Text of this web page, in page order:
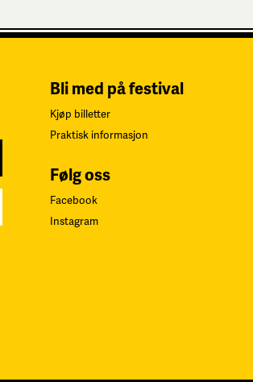
Bli med på festival
Kjøp billetter
Praktisk informasjon
Følg oss
Facebook
Instagram